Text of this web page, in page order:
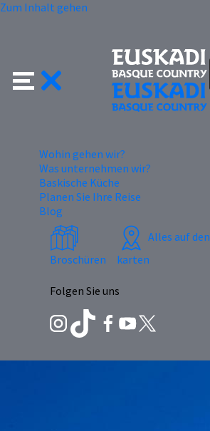
Zum Inhalt gehen
Wohin gehen wir?
Was unternehmen wir?
Baskische Küche
Planen Sie Ihre Reise
Blog
Broschüren
Alles auf den
karten
Folgen Sie uns